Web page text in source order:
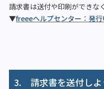
請求書は送付や印刷ができな
▼freeeヘルプセンター：発
3. 請求書を送付しよ